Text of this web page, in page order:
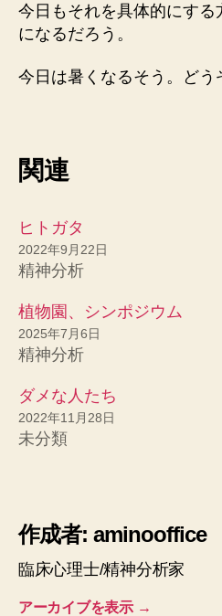
今日もそれを具体的にする
になるだろう。
今日は暑くなるそう。どう
関連
ヒトガタ
2022年9月22日
精神分析
植物園、シンポジウム
2025年7月6日
精神分析
ダメな人たち
2022年11月28日
未分類
作成者: aminooffice
臨床心理士/精神分析家
アーカイブを表示 →